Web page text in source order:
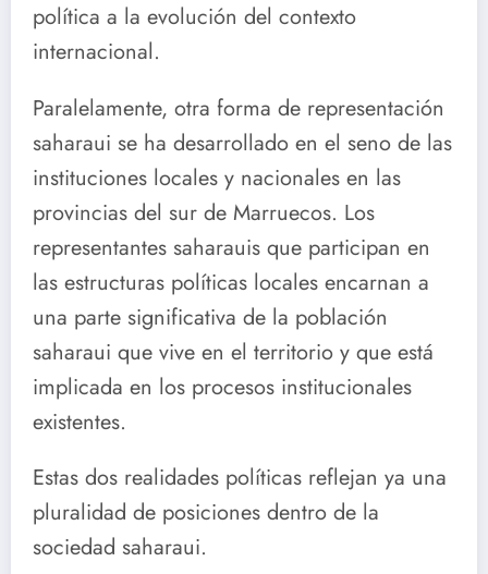
política a la evolución del contexto
internacional.
Paralelamente, otra forma de representación
saharaui se ha desarrollado en el seno de las
instituciones locales y nacionales en las
provincias del sur de Marruecos. Los
representantes saharauis que participan en
las estructuras políticas locales encarnan a
una parte significativa de la población
saharaui que vive en el territorio y que está
implicada en los procesos institucionales
existentes.
Estas dos realidades políticas reflejan ya una
pluralidad de posiciones dentro de la
sociedad saharaui.